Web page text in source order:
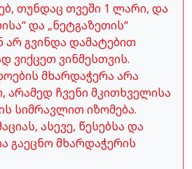
თუნდაც თვეში 1 ლარი, და
და „ნეტგაზეთის“
არ გვინდა დამატებით
ვიქცეთ ვინმესთვის.
მხარდაჭერა არა
ჩვენი მკითხველისა
სიმრავლით იზომება.
ასევე, წესებსა და
გაეცნო მხარდაჭერის